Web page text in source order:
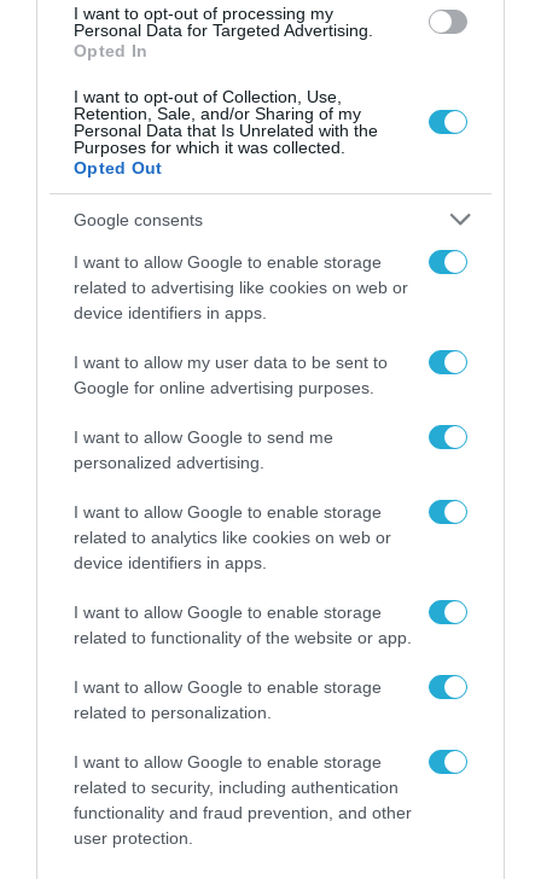
I want to opt-out of processing my
Personal Data for Targeted Advertising.
Opted In
I want to opt-out of Collection, Use,
Retention, Sale, and/or Sharing of my
Personal Data that Is Unrelated with the
Purposes for which it was collected.
Opted Out
Google consents
I want to allow Google to enable storage
related to advertising like cookies on web or
device identifiers in apps.
I want to allow my user data to be sent to
Google for online advertising purposes.
I want to allow Google to send me
personalized advertising.
I want to allow Google to enable storage
related to analytics like cookies on web or
device identifiers in apps.
I want to allow Google to enable storage
related to functionality of the website or app.
I want to allow Google to enable storage
related to personalization.
I want to allow Google to enable storage
related to security, including authentication
functionality and fraud prevention, and other
user protection.
ΡΟΗ ΕΙΔΗΣΕΩΝ
Το χρηματοδοτούμενο
από την ΕΕ έργο “The